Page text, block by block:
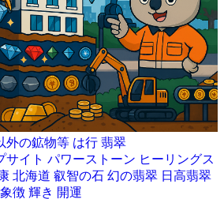
外の鉱物等 は行 翡翠
サイト パワーストーン ヒーリングス
北海道 叡智の石 幻の翡翠 日高翡翠
象徴 輝き 開運